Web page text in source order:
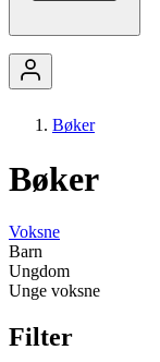
Bøker
Bøker
Voksne
Barn
Ungdom
Unge voksne
Filter